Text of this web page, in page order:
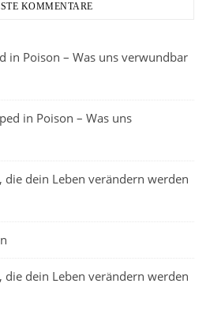
KOMMENTARE
in Poison – Was uns verwundbar
in Poison – Was uns
die dein Leben verändern werden
die dein Leben verändern werden